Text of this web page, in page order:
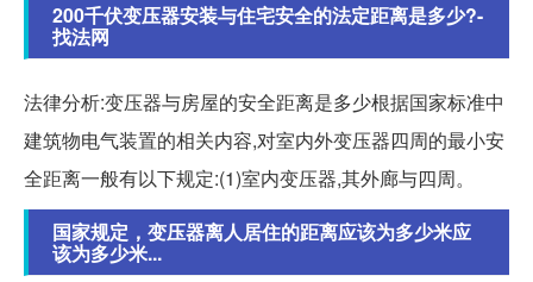
200千伏变压器安装与住宅安全的法定距离是多少?-
找法网
法律分析:变压器与房屋的安全距离是多少根据国家标准中
建筑物电气装置的相关内容,对室内外变压器四周的最小安
全距离一般有以下规定:(1)室内变压器,其外廊与四周。
国家规定，变压器离人居住的距离应该为多少米应
该为多少米...